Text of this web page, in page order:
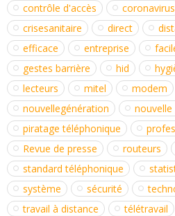
contrôle d'accès
coronavirus
crisesanitaire
direct
efficace
entreprise
gestes barrière
hid
lecteurs
mitel modem
nouvellegénération
piratage téléphonique
Revue de presse
routeurs
standard téléphonique
système
sécurité
travail à distance
télétravail